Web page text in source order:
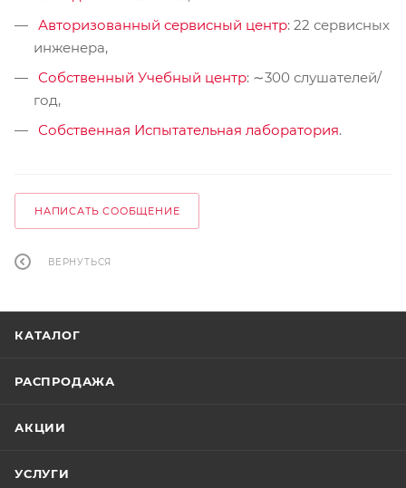
Авторизованный сервисный центр: 22 сервисных
инженера,
Собственный Учебный центр: ∼300 слушателей/
год,
Собственная Испытательная лаборатория.
НАПИСАТЬ СООБЩЕНИЕ
ВЕРНУТЬСЯ
КАТАЛОГ
РАСПРОДАЖА
АКЦИИ
УСЛУГИ